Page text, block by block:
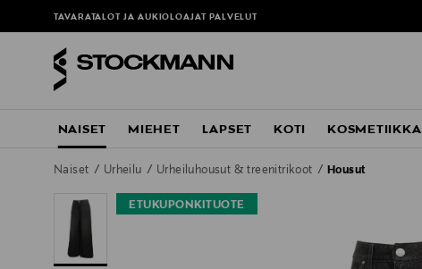
TAVARATALOT JA AUKIOLOAJAT PALVELUT
NAISET MIEHET LAPSET KOTI KOSMETIIKKA
Naiset Urheilu Urheiluhousut & treenitrikoot Housut
ETUKUPONKITUOTE